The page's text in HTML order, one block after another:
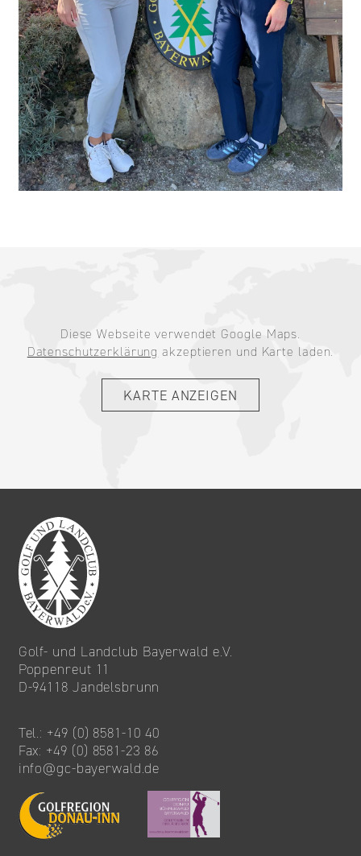
Diese Webseite verwendet Google Maps.
Datenschutzerklärung akzeptieren und Karte laden.
KARTE ANZEIGEN
Golf- und Landclub Bayerwald e.V.
Poppenreut 11
D-94118 Jandelsbrunn
Tel.: +49 (0) 8581-10 40
Fax: +49 (0) 8581-23 86
info@gc-bayerwald.de